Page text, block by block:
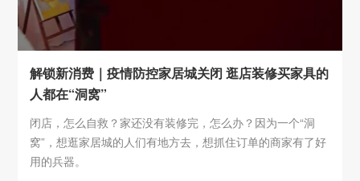
解锁新消费｜疫情防控家居城关闭 逛店装修买家具的
人都在“洞窝”
闭店，怎么自救？家还没有装修完，怎么办？因为一个“洞
窝”，想逛家居城的人们有地方去，想抓住订单的商家有了好
用的兵器。